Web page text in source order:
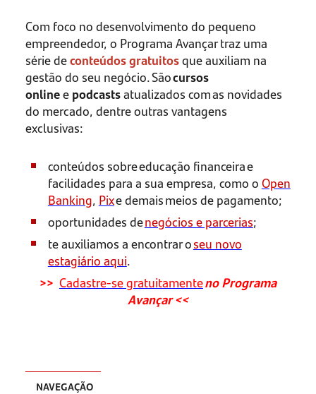
Com foco no desenvolvimento do pequeno
empreendedor, o Programa Avançar traz uma
série deconteúdos gratuitosque auxiliam na
gestão do seu negócio. Sãocursos
onlineepodcastsatualizados com as novidades
do mercado, dentre outras vantagens
exclusivas:
conteúdos sobre educação financeira e
facilidades para a sua empresa, como oOpen
Banking, Pixe demais meios de pagamento;
oportunidades denegócios e parcerias;
te auxiliamos a encontrar oseu novo
estagiário aqui.
>> Cadastre-se gratuitamenteno Programa
Avançar <<
NAVEGAÇÃO